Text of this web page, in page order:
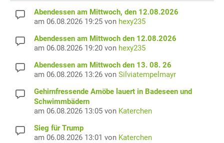
Abendessen am Mittwoch, den 12.08.2026
am 06.08.2026 19:25 von hexy235
Abendessen am Mittwoch den 12.08.2026
am 06.08.2026 19:20 von hexy235
Abendessen am Mittwoch den 13. 08. 26
am 06.08.2026 13:26 von Silviatempelmayr
Gehirnfressende Amöbe lauert in Badeseen und
Schwimmbädern
am 06.08.2026 13:05 von Katerchen
Sieg für Trump
am 06.08.2026 13:01 von Katerchen